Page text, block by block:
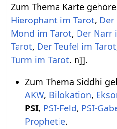
Zum Thema Karte
Hierophant im Tarot,
Mond im Tarot, Der Narr
Tarot, Der Teufel im Tarot
Turm im Tarot. n]].
Zum Thema Siddhi
AKW, Bilokation,
PSI, PSI-Feld, PSI-
Prophetie.